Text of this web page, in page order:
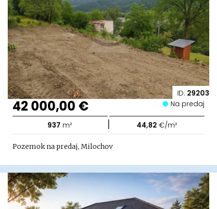
ID: 29203
42 000,00 € Na predaj
937 m² | 44,82 €/m²
Pozemok na predaj, Milochov